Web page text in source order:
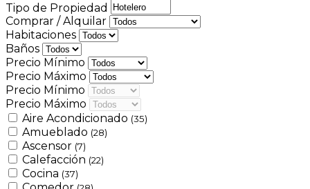
Tipo de Propiedad
Comprar / Alquilar
Habitaciones
Baños
Precio Mínimo
Precio Máximo
Precio Mínimo
Precio Máximo
Aire Acondicionado (35)
Amueblado (28)
Ascensor (7)
Calefacción (22)
Cocina (37)